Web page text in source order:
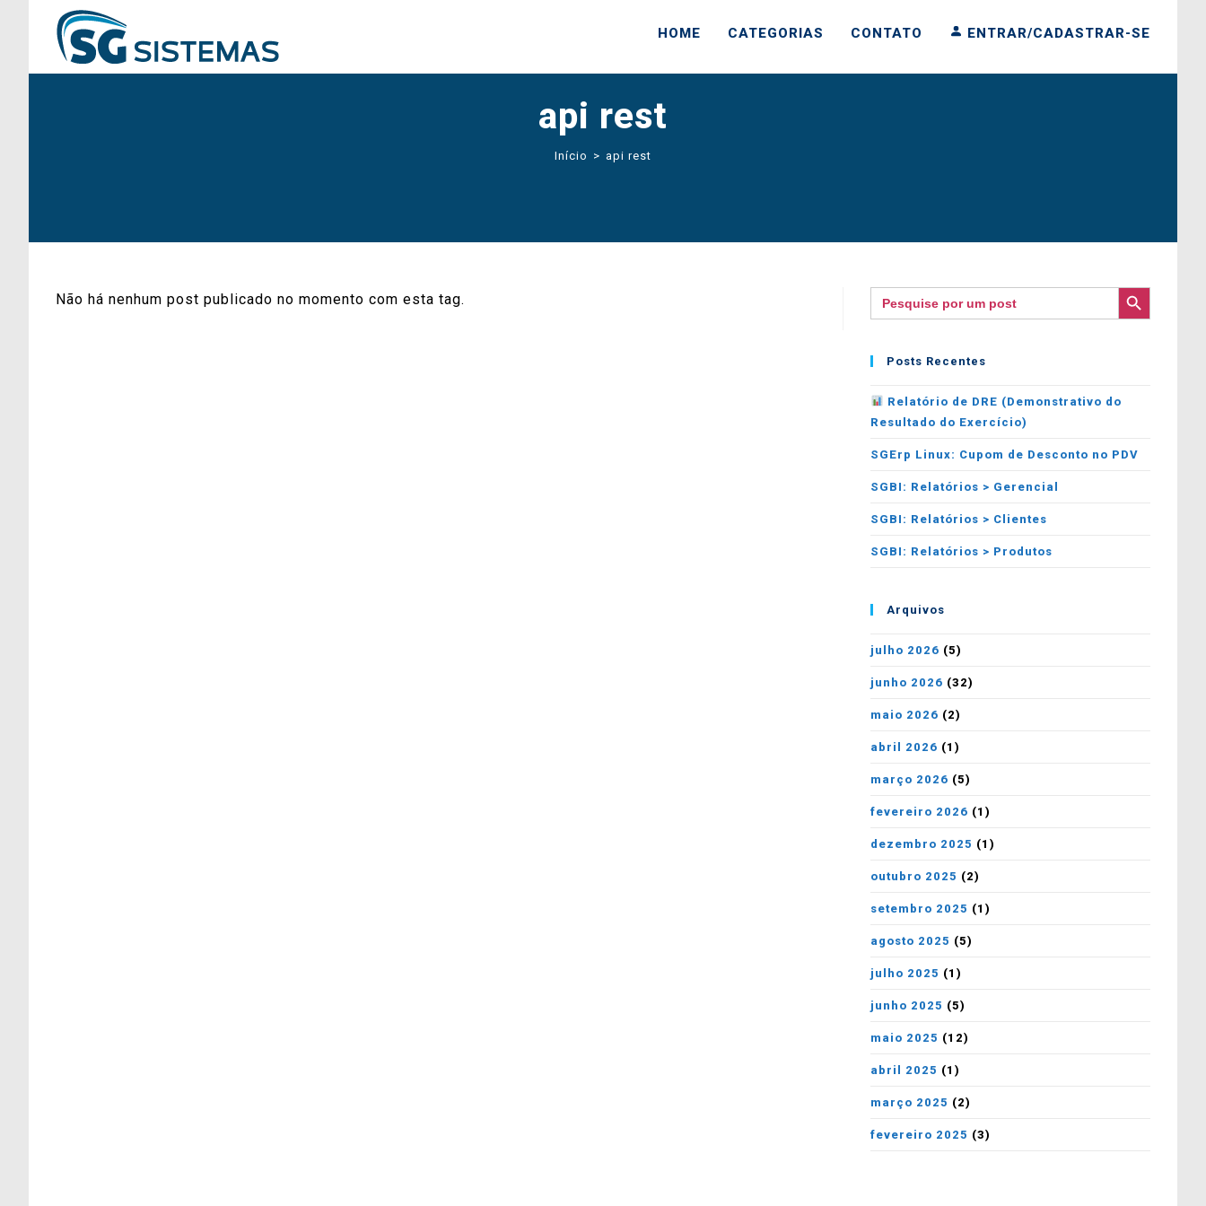
HOME CATEGORIAS CONTATO ENTRAR/CADASTRAR-SE
api rest
Início > api rest
Não há nenhum post publicado no momento com esta tag.
Search
for:
SEARCH BUTTON
Posts Recentes
Relatório de DRE (Demonstrativo do
Resultado do Exercício)
SGErp Linux: Cupom de Desconto no PDV
SGBI: Relatórios > Gerencial
SGBI: Relatórios > Clientes
SGBI: Relatórios > Produtos
Arquivos
julho 2026 (5)
junho 2026 (32)
maio 2026 (2)
abril 2026 (1)
março 2026 (5)
fevereiro 2026 (1)
dezembro 2025 (1)
outubro 2025 (2)
setembro 2025 (1)
agosto 2025 (5)
julho 2025 (1)
junho 2025 (5)
maio 2025 (12)
abril 2025 (1)
março 2025 (2)
fevereiro 2025 (3)